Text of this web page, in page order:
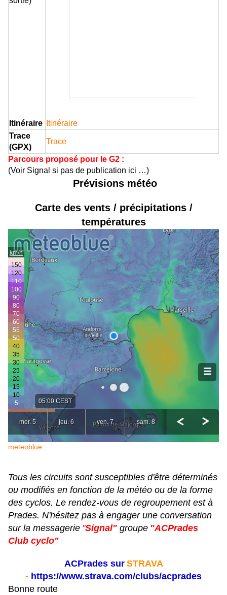
Itinéraire
Itinéraire
Trace
(GPX)
Trace
Parcours proposé pour le G2 :
(Voir Signal si pas de publication ici …)
Prévisions météo
Carte des vents / précipitations /
températures
meteoblue
Tous les circuits sont susceptibles d'être déterminés
ou modifiés en fonction de la météo ou de la forme
des cyclos. Le rendez-vous de regroupement est à
Prades. N'hésitez pas à engager une conversation
sur la messagerie "Signal" groupe "ACPrades
Club cyclo"
ACPrades sur STRAVA
- https://www.strava.com/clubs/acprades
Bonne route